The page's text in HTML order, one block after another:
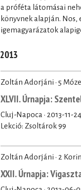
a próféta látomásai
könyvnek alapján.
igemagyarázatok
2013
Zoltán Adorjáni · 5
XLVII. Úrnapja:
Cluj-Napoca · 2013-11-24
Lekció: Zsoltárok 99
Zoltán Adorjáni · 2
XXII. Úrnapja: